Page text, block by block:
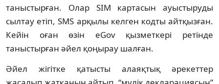
таныстырған. Олар SIM картасын ауыстыруды
сылтау етіп, SMS арқылы келген кодты айтқызған.
Кейін оған өзін eGov қызметкері ретінде
таныстырған әйел қоңырау шалған.
Әйел жігітке қатысты алаяқтық әрекеттер